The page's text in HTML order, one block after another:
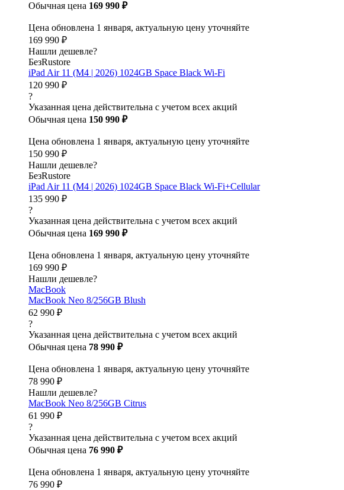
Обычная цена 169 990 ₽
Цена обновлена 1 января, актуальную цену уточняйте
169 990 ₽
Нашли дешевле?
БезRustore
iPad Air 11 (M4 | 2026) 1024GB Space Black Wi-Fi
120 990 ₽
?
Указанная цена действительна с учетом всех акций
Обычная цена 150 990 ₽
Цена обновлена 1 января, актуальную цену уточняйте
150 990 ₽
Нашли дешевле?
БезRustore
iPad Air 11 (M4 | 2026) 1024GB Space Black Wi-Fi+Cellular
135 990 ₽
?
Указанная цена действительна с учетом всех акций
Обычная цена 169 990 ₽
Цена обновлена 1 января, актуальную цену уточняйте
169 990 ₽
Нашли дешевле?
MacBook
MacBook Neo 8/256GB Blush
62 990 ₽
?
Указанная цена действительна с учетом всех акций
Обычная цена 78 990 ₽
Цена обновлена 1 января, актуальную цену уточняйте
78 990 ₽
Нашли дешевле?
MacBook Neo 8/256GB Citrus
61 990 ₽
?
Указанная цена действительна с учетом всех акций
Обычная цена 76 990 ₽
Цена обновлена 1 января, актуальную цену уточняйте
76 990 ₽